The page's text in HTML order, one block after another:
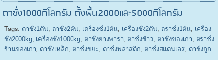
ตาชั่ง1000กิโลกรัม ตั้งพื้น2000และ5000กิโลกรัม
Tags: ตาชั่ง1ตัน, ตาชั่ง2ตัน, เครื่องชั่ง1ตัน, เครื่องชั่ง2ตัน, ตราชั่ง1ตัน, เครื่อง
ชั่ง2000kg, เครื่องชั่ง1000kg, ตาชั่งยางพารา ตาชั่งข้าว, ตาชั่งของเก่า
ตราชั่ง
ร้านของเก่า
ตาชั่งเหล็ก ตาชั่งขยะ ตาชั่งพลาสติก ตาชั่งสแตนเลส, ตาชั่งถูก